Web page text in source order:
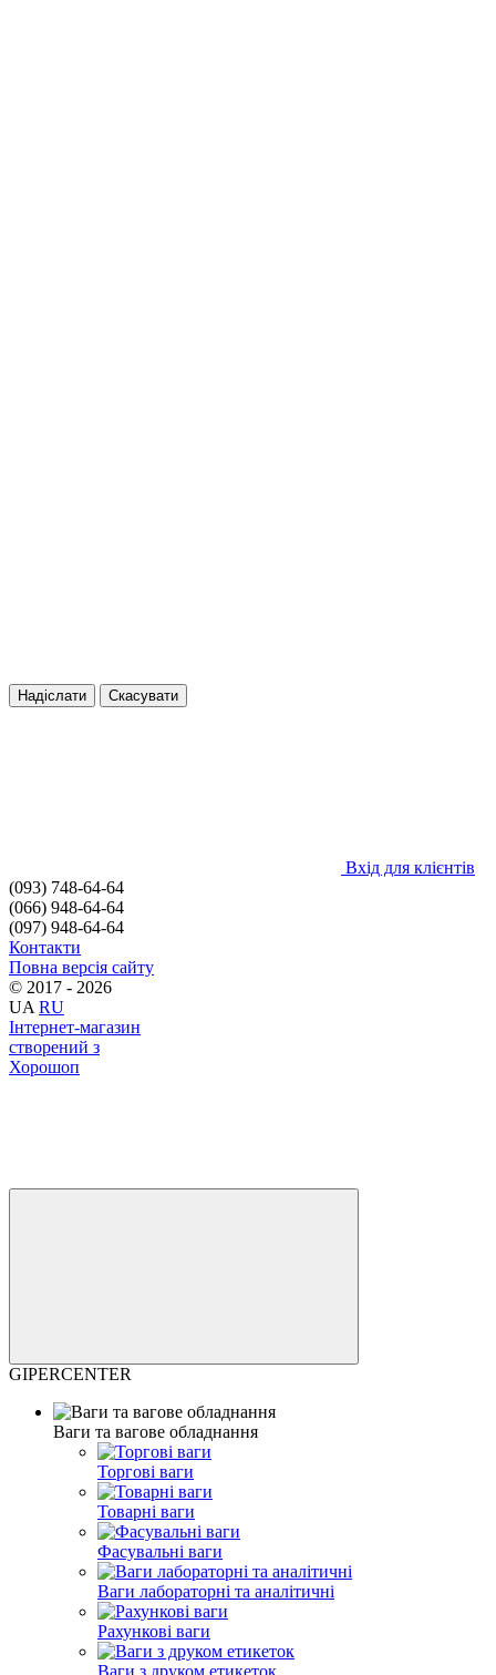
Надіслати Скасувати
Вхід для клієнтів
(093) 748-64-64
(066) 948-64-64
(097) 948-64-64
Контакти
Повна версія сайту
© 2017 - 2026
UA RU
Інтернет-магазин
створений з
Хорошоп
GIPERCENTER
Ваги та вагове обладнання
Торгові ваги
Товарні ваги
Фасувальні ваги
Ваги лабораторні та аналітичні
Рахункові ваги
Ваги з друком етикеток